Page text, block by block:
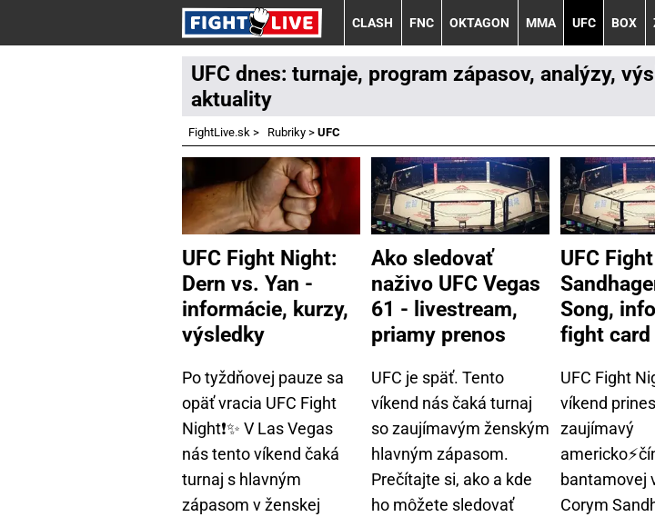
CLASH FNC OKTAGON MMA UFC BOX
UFC dnes: turnaje, program zápasov, analýzy,
aktuality
FightLive.sk > Rubriky > UFC
UFC Fight Night:
Dern vs. Yan -
informácie, kurzy,
výsledky
Po tyždňovej pauze sa
opäť vracia UFC Fight
Night❗✨ V Las Vegas
nás tento víkend čaká
turnaj s hlavným
zápasom v ženskej
Ako sledovať
naživo UFC Vegas
61 - livestream,
priamy prenos
UFC je späť. Tento
víkend nás čaká turnaj
so zaujímavým ženským
hlavným zápasom.
Prečítajte si, ako a kde
ho môžete sledovať
UFC
Song,
fight card
UFC Fight
víkend
zaujímavý
bantamovej
Corym